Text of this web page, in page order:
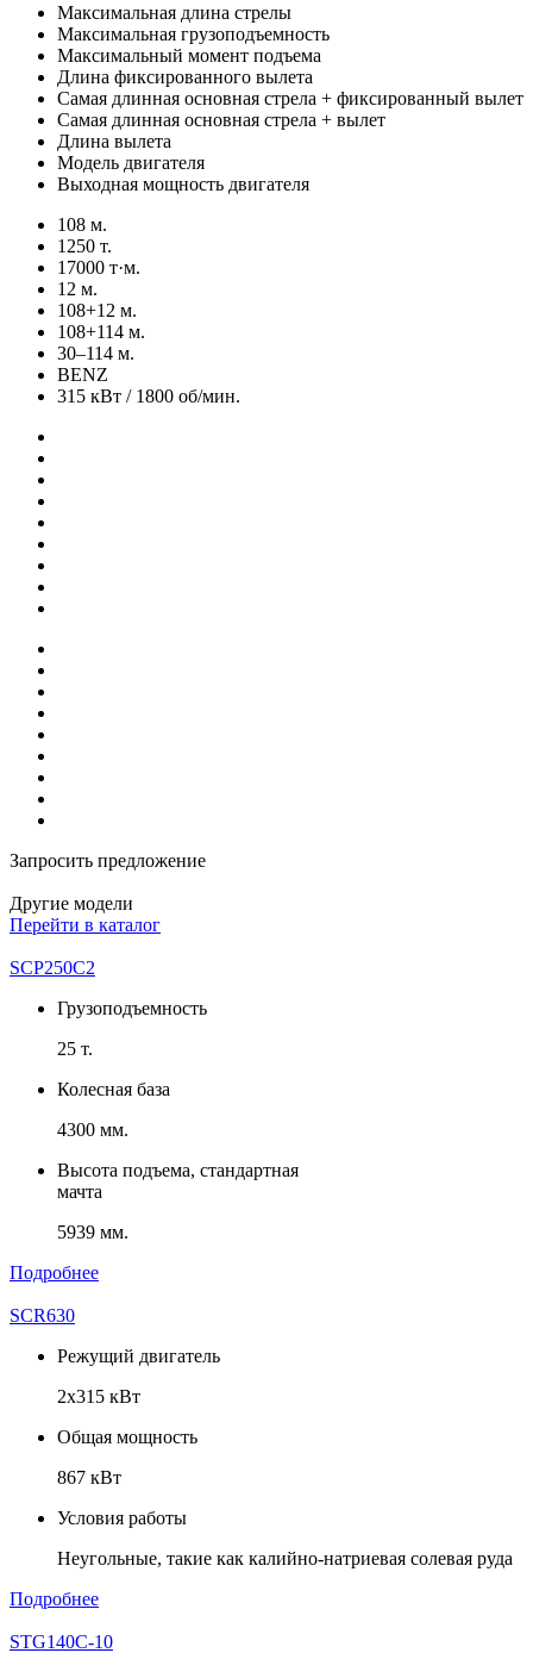
Максимальная длина стрелы
Максимальная грузоподъемность
Максимальный момент подъема
Длина фиксированного вылета
Самая длинная основная стрела + фиксированный вылет
Самая длинная основная стрела + вылет
Длина вылета
Модель двигателя
Выходная мощность двигателя
108 м.
1250 т.
17000 т·м.
12 м.
108+12 м.
108+114 м.
30–114 м.
BENZ
315 кВт / 1800 об/мин.
Запросить предложение
Другие модели
Перейти в каталог
SCP250C2
Грузоподъемность
25 т.
Колесная база
4300 мм.
Высота подъема, стандартная
мачта
5939 мм.
Подробнее
SCR630
Режущий двигатель
2x315 кВт
Общая мощность
867 кВт
Условия работы
Неугольные, такие как калийно-натриевая солевая руда
Подробнее
STG140C-10